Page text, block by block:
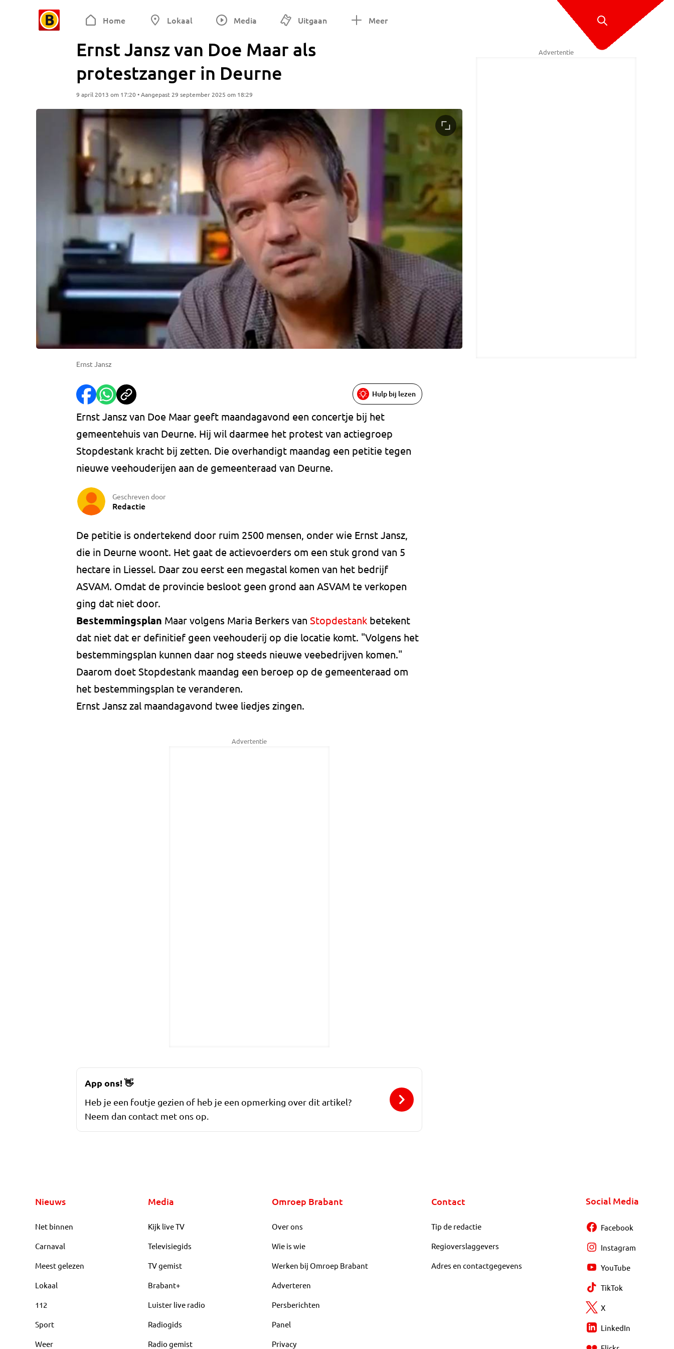
Home Lokaal Media Uitgaan Meer
Ernst Jansz van Doe Maar als
protestzanger in Deurne
9 april 2013 om 17:20 • Aangepast 29 september 2025 om 18:29
Ernst Jansz
Hulp bij lezen
Ernst Jansz van Doe Maar geeft maandagavond een concertje bij het
gemeentehuis van Deurne. Hij wil daarmee het protest van actiegroep
Stopdestank kracht bij zetten. Die overhandigt maandag een petitie tegen
nieuwe veehouderijen aan de gemeenteraad van Deurne.
Geschreven door
Redactie
De petitie is ondertekend door ruim 2500 mensen, onder wie Ernst Jansz,
die in Deurne woont. Het gaat de actievoerders om een stuk grond van 5
hectare in Liessel. Daar zou eerst een megastal komen van het bedrijf
ASVAM. Omdat de provincie besloot geen grond aan ASVAM te verkopen
ging dat niet door.
Bestemmingsplan Maar volgens Maria Berkers van Stopdestank betekent
dat niet dat er definitief geen veehouderij op die locatie komt. "Volgens het
bestemmingsplan kunnen daar nog steeds nieuwe veebedrijven komen."
Daarom doet Stopdestank maandag een beroep op de gemeenteraad om
het bestemmingsplan te veranderen.
Ernst Jansz zal maandagavond twee liedjes zingen.
Advertentie
Advertentie
App ons!👋
Heb je een foutje gezien of heb je een opmerking over dit artikel?
Neem dan contact met ons op.
Nieuws
Net binnen
Carnaval
Meest gelezen
Lokaal
112
Sport
Weer
Media
Kijk live TV
Televisiegids
TV gemist
Brabant+
Luister live radio
Radiogids
Radio gemist
Omroep Brabant
Over ons
Wie is wie
Werken bij Omroep Brabant
Adverteren
Persberichten
Panel
Privacy
Contact
Tip de redactie
Regioverslaggevers
Adres en contactgegevens
Social Media
Facebook
Instagram
YouTube
TikTok
X
LinkedIn